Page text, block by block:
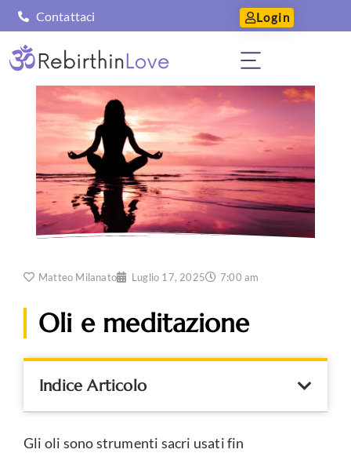
Contattaci Login
Matteo Milanato Luglio 17, 2025 7:00 am
Oli e meditazione
Indice Articolo
Gli oli sono strumenti sacri usati fin